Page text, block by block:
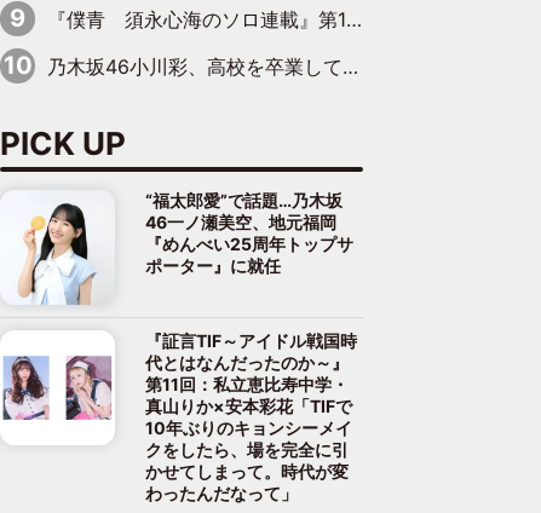
『僕青 須永心海のソロ連載』第18回：「バーゲンセールハンターみうな inしまむら」編
乃木坂46小川彩、高校を卒業して初めてのグラビア「大人になった感じがしました(笑)」
PICK UP
“福太郎愛”で話題…乃木坂
46一ノ瀬美空、地元福岡
『めんべい25周年トップサ
ポーター』に就任
『証言TIF～アイドル戦国時
代とはなんだったのか～』
第11回：私立恵比寿中学・
真山りか×安本彩花「TIFで
10年ぶりのキョンシーメイ
クをしたら、場を完全に引
かせてしまって。時代が変
わったんだなって」